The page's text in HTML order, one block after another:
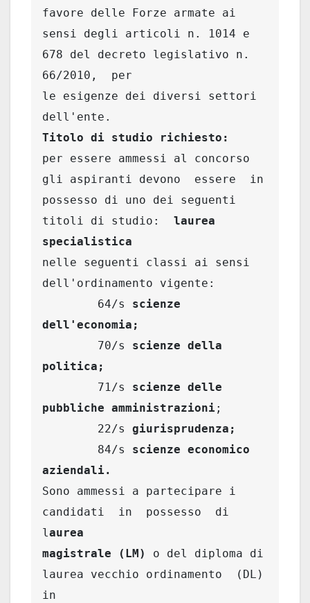
favore delle Forze armate ai
sensi degli articoli n. 1014 e
678 del decreto legislativo n.
66/2010,  per
le esigenze dei diversi settori
per essere ammessi al concorso
gli aspiranti devono  essere  in
possesso di uno dei seguenti
titoli di studio: laurea
specialistica
nelle seguenti classi ai sensi
dell'ordinamento vigente:
        64/s
scienze
dell'economia;
        70/s
scienze della
politica;
        71/s
scienze delle
pubbliche amministrazioni;
        22/s
giurisprudenza;
        84/s
scienze economico
aziendali.
Sono ammessi a partecipare i
candidati  in  possesso  di
laurea
magistrale (LM)
o del diploma di
laurea vecchio ordinamento  (DL)
in